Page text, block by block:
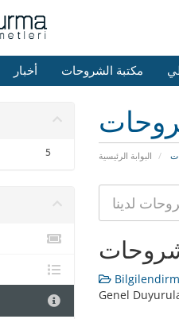
أخبار مكتبة الشروحات
البوابة الرئيسية 5
Genel